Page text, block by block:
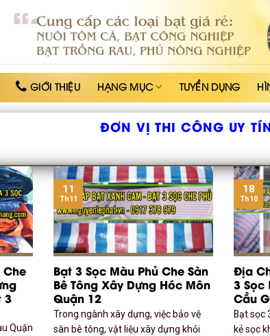
GIỚI THIỆU HẠNG MỤC TUYỂN DỤNG
ĐƠN VỊ THI CÔNG UY
Che
3
Quận
Bạt 3 Sọc Màu Phủ Che Sàn
Bê Tông Xây Dựng Hóc Môn
Quận 12
Trong ngành xây dựng, việc bảo vệ
sàn bê tông, vật liệu xây dựng khỏi
11
Th11
Địa
3 Sọc
Cầu
Bạt sọc
kẻ sọc
18
Th10